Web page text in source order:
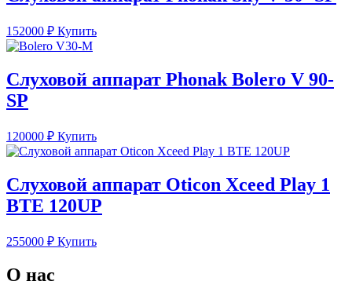
152000 ₽ Купить
Слуховой аппарат Phonak Bolero V 90-
SP
120000 ₽ Купить
Слуховой аппарат Oticon Xceed Play 1
BTE 120UP
255000 ₽ Купить
О нас